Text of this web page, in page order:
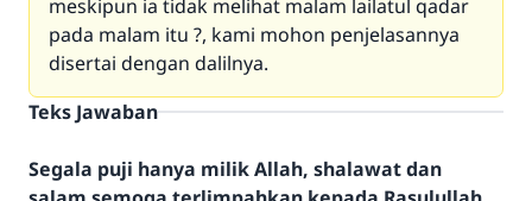
meskipun ia tidak melihat malam lailatul qadar
pada malam itu ?, kami mohon penjelasannya
disertai dengan dalilnya.
Teks Jawaban
Segala puji hanya milik Allah, shalawat dan